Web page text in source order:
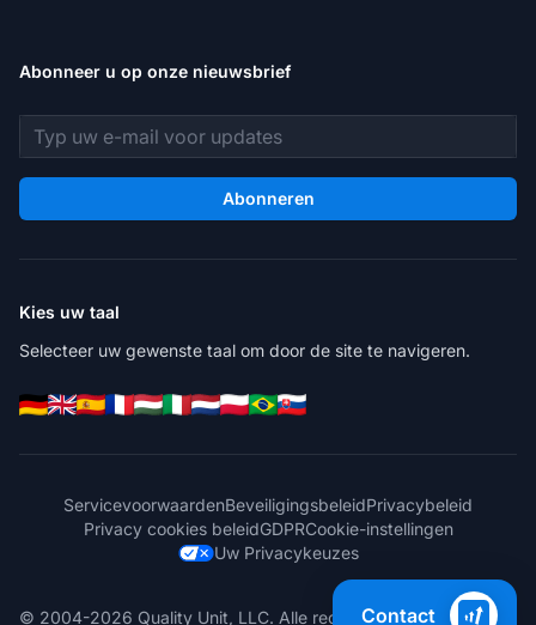
Abonneer u op onze nieuwsbrief
E-mailadres
Abonneren
Kies uw taal
Selecteer uw gewenste taal om door de site te navigeren.
ServicevoorwaardenBeveiligingsbeleidPrivacybeleid
Privacy cookies beleidGDPRCookie-instellingen
Uw Privacykeuzes
© 2004-2026 Quality Unit, LLC. Alle rechten voorbehouden.
Contact